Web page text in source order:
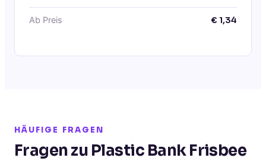
Ab Preis € 1,34
HÄUFIGE FRAGEN
Fragen zu Plastic Bank Frisbee